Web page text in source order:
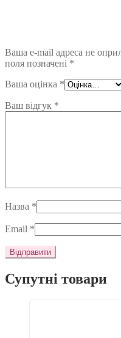
Ваша e-mail адреса не
поля позначені *
Ваша оцінка *
Ваш відгук *
Назва *
Email *
Супутні товари